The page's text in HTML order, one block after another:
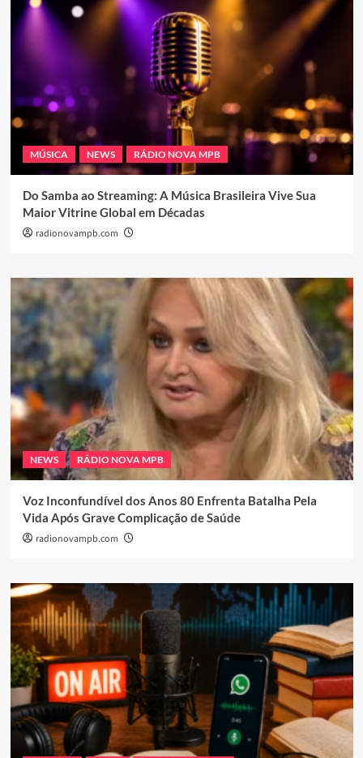
MÚSICA NEWS RÁDIO NOVA MPB
Do Samba ao Streaming: A Música Brasileira Vive Sua
Maior Vitrine Global em Décadas
radionovampb.com
NEWS RÁDIO NOVA MPB
Voz Inconfundível dos Anos 80 Enfrenta Batalha Pela
Vida Após Grave Complicação de Saúde
radionovampb.com